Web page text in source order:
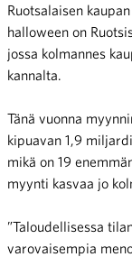
Ruotsalaisen
halloween on
jossa kolmannes
kannalta.
Tänä vuonna
kipuavan 1,9
mikä on 19
myynti kasvaa jo
”Taloudellisessa
varovaisempia